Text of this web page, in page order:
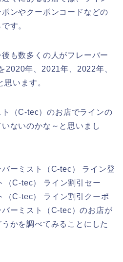
ンやクーポンコードなどの
す。
も数多くの人がフレーバー
2020年、2021年、2022年、
います。
（C-tec）のお店でラインの
ないのかな～と思いまし
ーミスト（C-tec） ライン登
（C-tec） ライン割引セー
（C-tec） ライン割引クーポ
ーミスト（C-tec）のお店が
かを調べてみることにした